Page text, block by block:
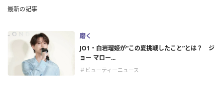
最新の記事
磨く
JO1・白岩瑠姫が“この夏挑戦したこと”とは？ ジ
ョー マロー...
＃ビューティーニュース